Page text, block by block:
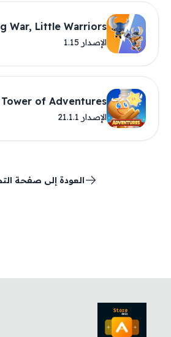
War, Little Warriors
الإصدار 1.15
of Adventures
الإصدار 21.1.1
العودة إلى صفحة